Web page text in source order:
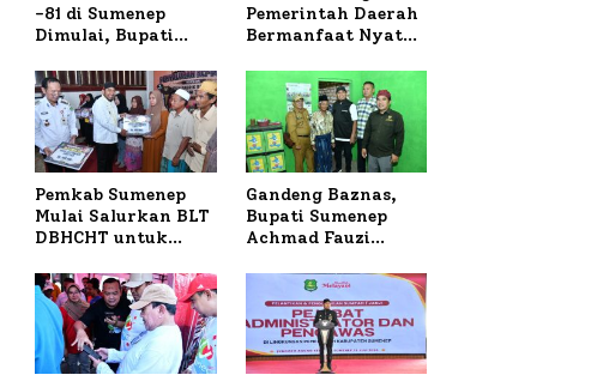
-81 di Sumenep
Dimulai, Bupati
Doa untuk Korban
Kapal Terbakar
Pemerintah Daerah
Bermanfaat Nyata
Bupati Sumenep
Tinjau Langsung
Budidaya Lele dan
Ayam Petelur di
Desa Bataal Timur
Pemkab Sumenep
Mulai Salurkan BLT
DBHCHT untuk
Tani Tembakau
Gandeng Baznas,
Bupati Sumenep
Achmad Fauzi
Serahkan Bantuan
Bedah RTLH di Dua
Kecamatan